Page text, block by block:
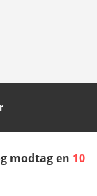
Italien (Deutsch)
modtag en 10